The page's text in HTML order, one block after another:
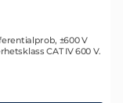
±600 V
CAT IV 600 V.